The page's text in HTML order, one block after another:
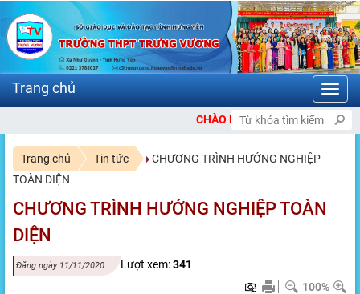
CHÀO MỪNG BẠN ĐẾN VỚI CỔNG
Trang chủ Tin tức
CHƯƠNG TRÌNH HƯỚNG NGHIỆP
TOÀN DIỆN
CHƯƠNG TRÌNH HƯỚNG NGHIỆP TOÀN
DIỆN
Đăng ngày 11/11/2020 Lượt xem:341
100%